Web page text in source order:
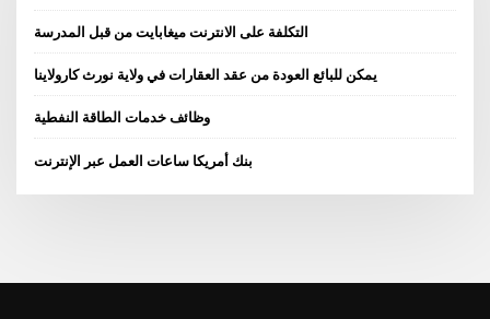
التكلفة على الانترنت ميغابايت من قبل المدرسة
يمكن للبائع العودة من عقد العقارات في ولاية نورث كارولاينا
وظائف خدمات الطاقة النفطية
بنك أمريكا ساعات العمل عبر الإنترنت